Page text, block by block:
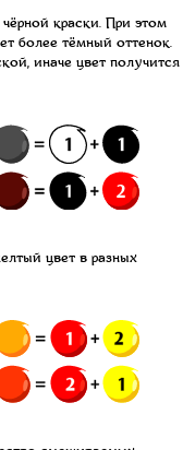
краски. При этом
более тёмный оттенок.
иначе цвет получится
цвет в разных